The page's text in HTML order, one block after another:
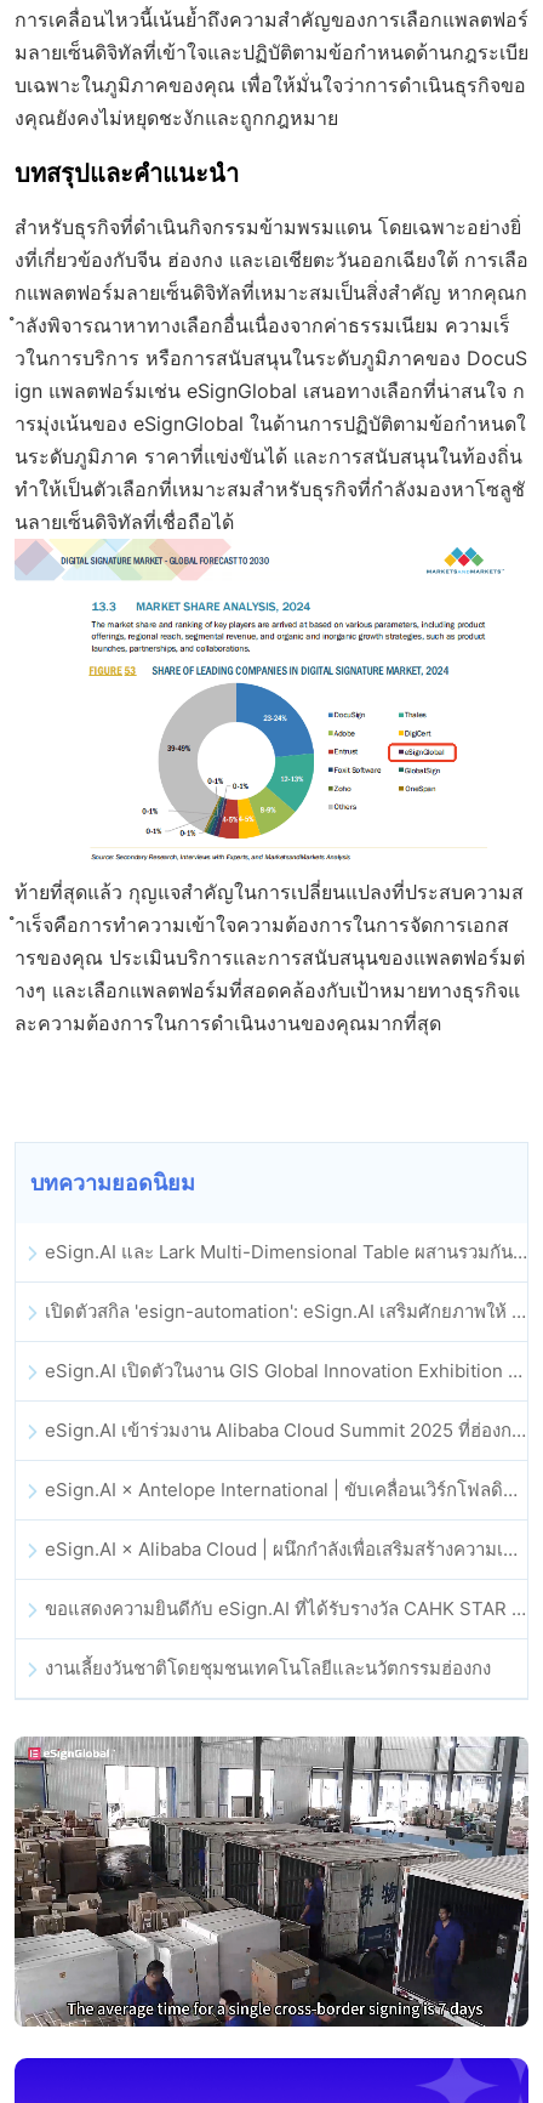
การเคลื่อนไหวนี้เน้นย้ำถึงความสำคัญของการเลือกแพลตฟอร์
มลายเซ็นดิจิทัลที่เข้าใจและปฏิบัติตามข้อกำหนดด้านกฎระเบีย
บเฉพาะในภูมิภาคของคุณ เพื่อให้มั่นใจว่าการดำเนินธุรกิจขอ
งคุณยังคงไม่หยุดชะงักและถูกกฎหมาย
บทสรุปและคำแนะนำ
สำหรับธุรกิจที่ดำเนินกิจกรรมข้ามพรมแดน โดยเฉพาะอย่างยิ่
งที่เกี่ยวข้องกับจีน ฮ่องกง และเอเชียตะวันออกเฉียงใต้ การเลือ
กแพลตฟอร์มลายเซ็นดิจิทัลที่เหมาะสมเป็นสิ่งสำคัญ หากคุณก
ำลังพิจารณาหาทางเลือกอื่นเนื่องจากค่าธรรมเนียม ความเร็
วในการบริการ หรือการสนับสนุนในระดับภูมิภาคของ DocuS
ign แพลตฟอร์มเช่น eSignGlobal เสนอทางเลือกที่น่าสนใจ ก
ารมุ่งเน้นของ eSignGlobal ในด้านการปฏิบัติตามข้อกำหนดใ
นระดับภูมิภาค ราคาที่แข่งขันได้ และการสนับสนุนในท้องถิ่น
ทำให้เป็นตัวเลือกที่เหมาะสมสำหรับธุรกิจที่กำลังมองหาโซลูชั
นลายเซ็นดิจิทัลที่เชื่อถือได้
ท้ายที่สุดแล้ว กุญแจสำคัญในการเปลี่ยนแปลงที่ประสบความส
ำเร็จคือการทำความเข้าใจความต้องการในการจัดการเอกส
ารของคุณ ประเมินบริการและการสนับสนุนของแพลตฟอร์มต่
างๆ และเลือกแพลตฟอร์มที่สอดคล้องกับเป้าหมายทางธุรกิจแ
ละความต้องการในการดำเนินงานของคุณมากที่สุด
บทความยอดนิยม
eSign.AI และ Lark Multi-Dimensional Table ผสานรวมกันอย่างเป็นทางการ: การลงนามและการเก็บถาวรสัญญาอิเล็กทรอนิกส์แบบอัตโนมัติเต็มรูปแบบ
เปิดตัวสกิล 'esign-automation': eSign.AI เสริมศักยภาพให้ OpenClaw ด้วยลายเซ็นอิเล็กทรอนิกส์อัตโนมัติ
eSign.AI เปิดตัวในงาน GIS Global Innovation Exhibition 2025
eSign.AI เข้าร่วมงาน Alibaba Cloud Summit 2025 ที่ฮ่องกง เพื่อขับเคลื่อนนวัตกรรมคลาวด์ที่ขับเคลื่อนด้วย AI และความเชื่อมั่นทางดิจิทัล
eSign.AI × Antelope International | ขับเคลื่อนเวิร์กโฟลดิจิทัลที่ปลอดภัยและขับเคลื่อนด้วย AI
eSign.AI × Alibaba Cloud | ผนึกกำลังเพื่อเสริมสร้างความเชื่อมั่นดิจิทัลระดับโลกสำหรับฟินเทค
ขอแสดงความยินดีกับ eSign.AI ที่ได้รับรางวัล CAHK STAR Award 2025
งานเลี้ยงวันชาติโดยชุมชนเทคโนโลยีและนวัตกรรมฮ่องกง